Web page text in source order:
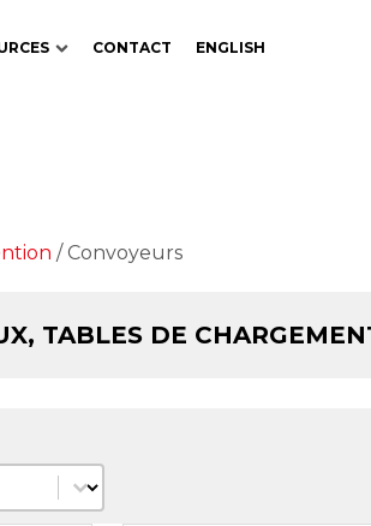
CONTACT ENGLISH
/ Convoyeurs
TABLES DE